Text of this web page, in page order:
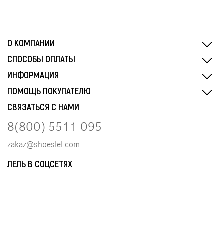
О КОМПАНИИ
СПОСОБЫ ОПЛАТЫ
ИНФОРМАЦИЯ
ПОМОЩЬ ПОКУПАТЕЛЮ
СВЯЗАТЬСЯ С НАМИ
8(800) 5511 095
zakaz@shoeslel.com
ЛЕЛЬ В СОЦСЕТЯХ